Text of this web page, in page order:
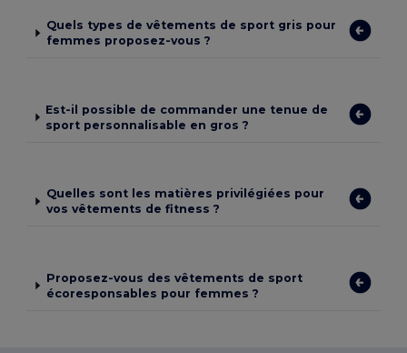
Quels types de vêtements de sport gris pour
femmes proposez-vous ?
Est-il possible de commander une tenue de
sport personnalisable en gros ?
Quelles sont les matières privilégiées pour
vos vêtements de fitness ?
Proposez-vous des vêtements de sport
écoresponsables pour femmes ?